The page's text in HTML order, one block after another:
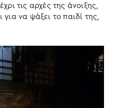
τις αρχές της άνοιξης,
να ψάξει το παιδί της,